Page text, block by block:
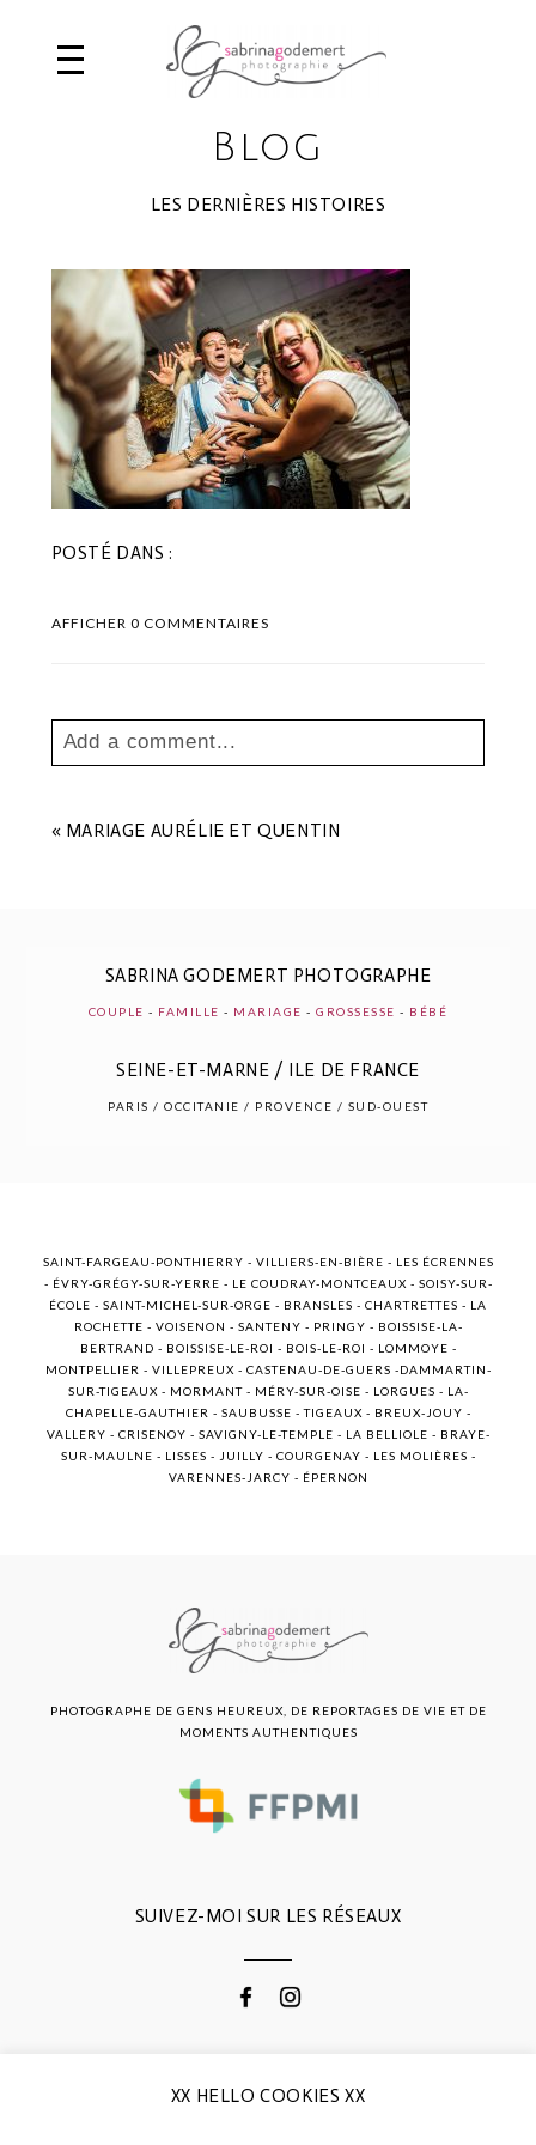
Blog
LES DERNIÈRES HISTOIRES
POSTÉ DANS :
AFFICHER0 COMMENTAIRES
Add a comment...
Les champs marqués sont requis *
POST COMMENT
« MARIAGE AURÉLIE ET QUENTIN
SABRINA GODEMERT PHOTOGRAPHE
COUPLE - FAMILLE - MARIAGE -GROSSESSE - BÉBÉ
SEINE-ET-MARNE / ILE DE FRANCE
PARIS / OCCITANIE / PROVENCE / SUD-OUEST
SAINT-FARGEAU-PONTHIERRY - VILLIERS-EN-BIÈRE - LES ÉCRENNES
- ÉVRY-GRÉGY-SUR-YERRE - LE COUDRAY-MONTCEAUX - SOISY-SUR-
ÉCOLE - SAINT-MICHEL-SUR-ORGE - BRANSLES - CHARTRETTES - LA
ROCHETTE - VOISENON - SANTENY - PRINGY - BOISSISE-LA-
BERTRAND - BOISSISE-LE-ROI - BOIS-LE-ROI - LOMMOYE -
MONTPELLIER - VILLEPREUX - CASTENAU-DE-GUERS -DAMMARTIN-
SUR-TIGEAUX - MORMANT - MÉRY-SUR-OISE - LORGUES - LA-
CHAPELLE-GAUTHIER - SAUBUSSE - TIGEAUX - BREUX-JOUY -
VALLERY - CRISENOY - SAVIGNY-LE-TEMPLE - LA BELLIOLE - BRAYE-
SUR-MAULNE - LISSES - JUILLY - COURGENAY - LES MOLIÈRES -
VARENNES-JARCY - ÉPERNON
SUIVEZ-MOI SUR LES RÉSEAUX
PHOTOGRAPHE DE GENS HEUREUX, DE REPORTAGES DE VIE ET DE
MOMENTS AUTHENTIQUES
CONTACTEZ-MOI
XX HELLO COOKIES XX